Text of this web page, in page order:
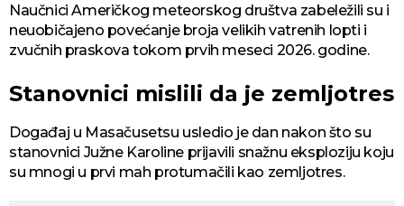
Naučnici Američkog meteorskog društva zabeležili su i
neuobičajeno povećanje broja velikih vatrenih lopti i
zvučnih praskova tokom prvih meseci 2026. godine.
Stanovnici mislili da je zemljotres
Događaj u Masačusetsu usledio je dan nakon što su
stanovnici Južne Karoline prijavili snažnu eksploziju koju
su mnogi u prvi mah protumačili kao zemljotres.